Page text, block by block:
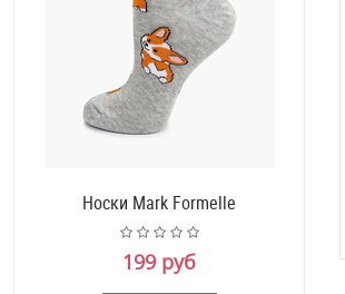
Носки Mark Formelle
199 руб